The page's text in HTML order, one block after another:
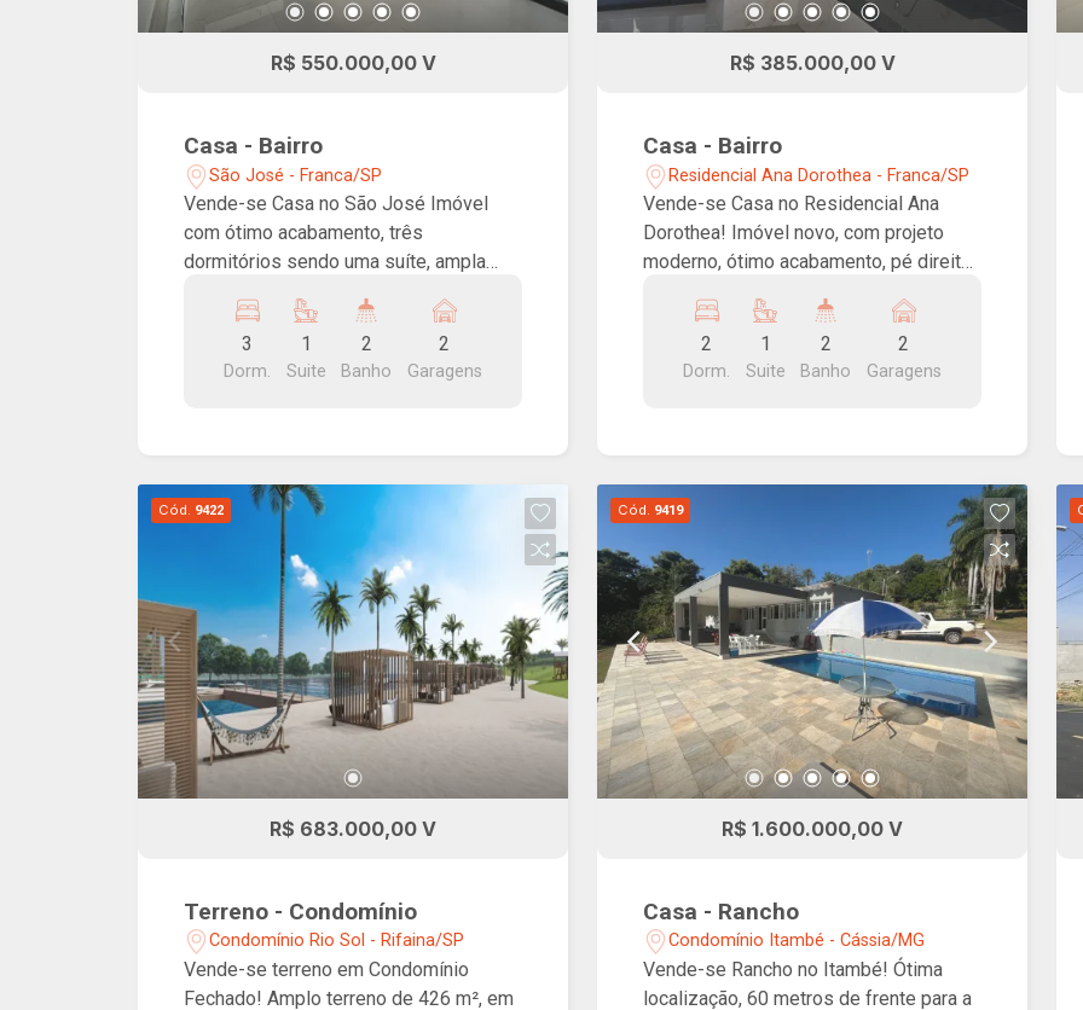
R$ 550.000,00 V
Casa - Bairro
São José - Franca/SP
Vende-se Casa no São José Imóvel
com ótimo acabamento, três
dormitórios sendo uma suíte, ampla
área coberta espaçosa nos fundos e
garagem para dois carros. Será
entregue com móveis planejados.
3
Dorm.
1
Suite
2
Banho
2
Garagens
R$ 385.000,00 V
Casa - Bairro
Residencial Ana Dorothea - Franca/SP
Vende-se Casa no Residencial Ana
Dorothea! Imóvel novo, com projeto
moderno, ótimo acabamento, pé direito
sala, cozinha, lavanderia e garagem
para dois carros. Será entregue com
móveis planejados
2
Dorm.
1
Suite
2
Banho
2
Garagens
Cód. 9422
R$ 683.000,00 V
Terreno - Condomínio
Condomínio Rio Sol - Rifaina/SP
Vende-se terreno em Condomínio
Fechado! Amplo terreno de 426 m², em
Cód. 9419
R$ 1.600.000,00 V
Casa - Rancho
Condomínio Itambé - Cássia/MG
Vende-se Rancho no Itambé! Ótima
localização, 60 metros de frente para a